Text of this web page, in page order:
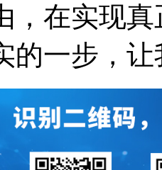
，在实现
的一步，